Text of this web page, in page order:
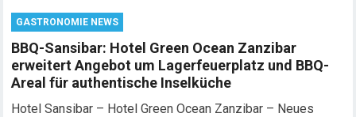
GASTRONOMIE NEWS
BBQ-Sansibar: Hotel Green Ocean Zanzibar
erweitert Angebot um Lagerfeuerplatz und BBQ-
Areal für authentische Inselküche
Hotel Sansibar – Hotel Green Ocean Zanzibar – Neues